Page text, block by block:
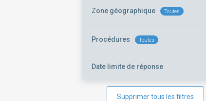
Zone géographique Toutes
Procédures Toutes
Date limite de réponse
Supprimer tous les filtres